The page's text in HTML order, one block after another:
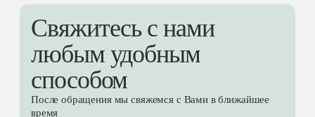
Свяжитесь с нами
любым удобным
способом
После обращения мы свяжемся с Вами в ближайшее
время